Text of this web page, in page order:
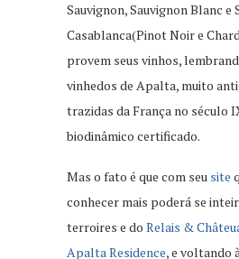
Sauvignon, Sauvignon Blanc e
Casablanca(Pinot Noir e
provem seus vinhos,
vinhedos de Apalta, muito
trazidas da França no século
biodinâmico certificado.
Mas o fato é que com seu site
conhecer mais poderá se
terroires e do Relais &
Apalta Residence, e voltando